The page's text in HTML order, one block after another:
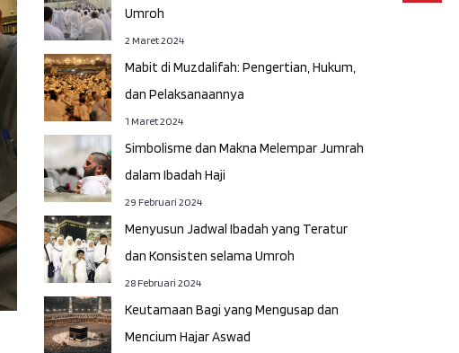
Umroh
2 Maret 2024
Mabit di Muzdalifah: Pengertian, Hukum,
dan Pelaksanaannya
1 Maret 2024
Simbolisme dan Makna Melempar Jumrah
dalam Ibadah Haji
29 Februari 2024
Menyusun Jadwal Ibadah yang Teratur
dan Konsisten selama Umroh
28 Februari 2024
Keutamaan Bagi yang Mengusap dan
Mencium Hajar Aswad